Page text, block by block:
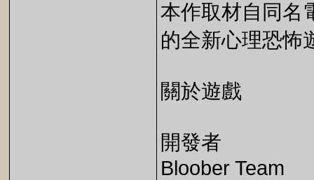
本作取材自同名
的全新心理恐怖
關於遊戲
開發者
Bloober Team